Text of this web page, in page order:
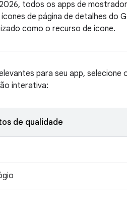
todos os apps de
de página de detalhes do
como o recurso de ícone.
para seu app, selecione
interativa:
de qualidade